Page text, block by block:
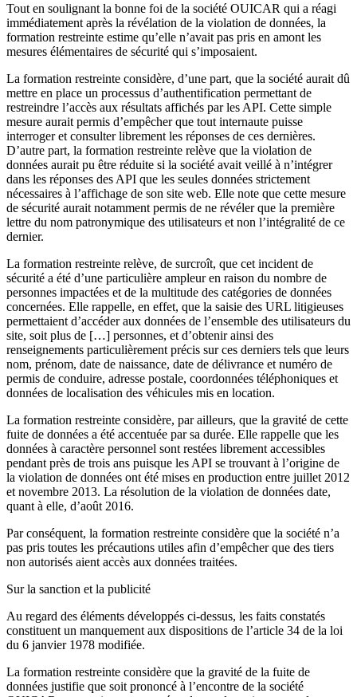
Tout en soulignant la bonne foi de la société OUICAR qui a réagi
immédiatement après la révélation de la violation de données, la
formation restreinte estime qu’elle n’avait pas pris en amont les
mesures élémentaires de sécurité qui s’imposaient.
La formation restreinte considère, d’une part, que la société aurait dû
mettre en place un processus d’authentification permettant de
restreindre l’accès aux résultats affichés par les API. Cette simple
mesure aurait permis d’empêcher que tout internaute puisse
interroger et consulter librement les réponses de ces dernières.
D’autre part, la formation restreinte relève que la violation de
données aurait pu être réduite si la société avait veillé à n’intégrer
dans les réponses des API que les seules données strictement
nécessaires à l’affichage de son site web. Elle note que cette mesure
de sécurité aurait notamment permis de ne révéler que la première
lettre du nom patronymique des utilisateurs et non l’intégralité de ce
dernier.
La formation restreinte relève, de surcroît, que cet incident de
sécurité a été d’une particulière ampleur en raison du nombre de
personnes impactées et de la multitude des catégories de données
concernées. Elle rappelle, en effet, que la saisie des URL litigieuses
permettaient d’accéder aux données de l’ensemble des utilisateurs du
site, soit plus de […] personnes, et d’obtenir ainsi des
renseignements particulièrement précis sur ces derniers tels que leurs
nom, prénom, date de naissance, date de délivrance et numéro de
permis de conduire, adresse postale, coordonnées téléphoniques et
données de localisation des véhicules mis en location.
La formation restreinte considère, par ailleurs, que la gravité de cette
fuite de données a été accentuée par sa durée. Elle rappelle que les
données à caractère personnel sont restées librement accessibles
pendant près de trois ans puisque les API se trouvant à l’origine de
la violation de données ont été mises en production entre juillet 2012
et novembre 2013. La résolution de la violation de données date,
quant à elle, d’août 2016.
Par conséquent, la formation restreinte considère que la société n’a
pas pris toutes les précautions utiles afin d’empêcher que des tiers
non autorisés aient accès aux données traitées.
Sur la sanction et la publicité
Au regard des éléments développés ci-dessus, les faits constatés
constituent un manquement aux dispositions de l’article 34 de la loi
du 6 janvier 1978 modifiée.
La formation restreinte considère que la gravité de la fuite de
données justifie que soit prononcé à l’encontre de la société